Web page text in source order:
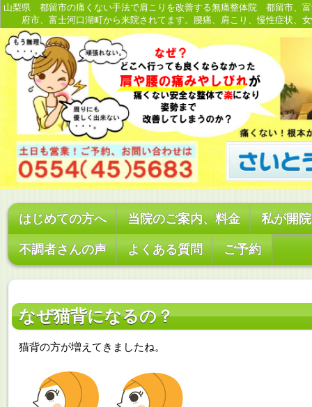
山梨県 都留市の痛くない手法で肩こりを改善する無痛整体院 都留市、
府市、富士河口湖町から来院されてます。腰痛、肩こり、慢性症状、
はじめての方へ 当院のご案内、料金 私が開
不調者さんの声 よくある質問 ご予約
なぜ猫背になるの？
猫背の方が増えてきましたね。